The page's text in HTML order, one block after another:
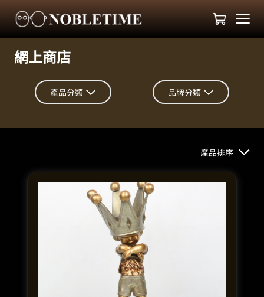
網上商店
產品分類 品牌分類
產品排序